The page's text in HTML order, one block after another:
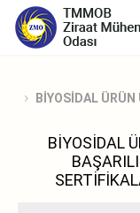
BİYOSİDAL
BİYOSİDAL